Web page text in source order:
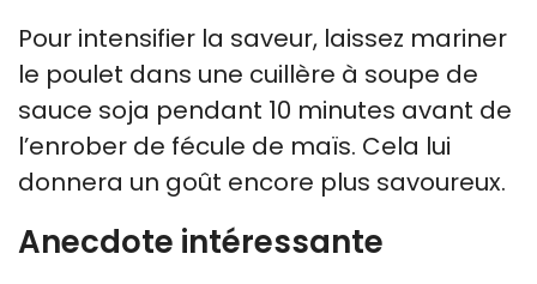
Pour intensifier la saveur, laissez mariner
le poulet dans une cuillère à soupe de
sauce soja pendant 10 minutes avant de
l’enrober de fécule de maïs. Cela lui
donnera un goût encore plus savoureux.
Anecdote intéressante